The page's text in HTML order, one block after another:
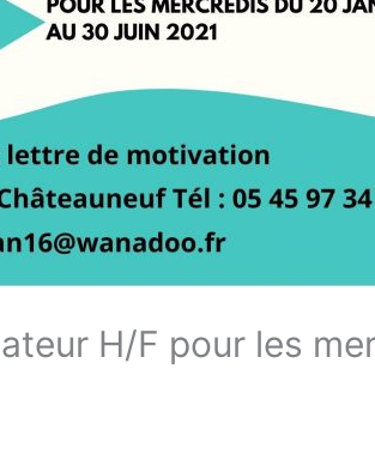
H/F pour les